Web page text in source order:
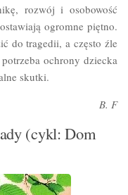
rozwój i osobowość
ogromne piętno.
do tragedii, a często źle
ochrony dziecka
skutki.
B. F
(cykl: Dom